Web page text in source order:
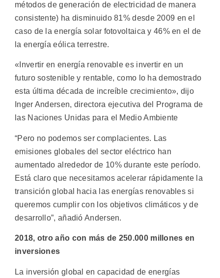
métodos de generación de electricidad de manera
consistente) ha disminuido 81% desde 2009 en el
caso de la energía solar fotovoltaica y 46% en el de
la energía eólica terrestre.
«Invertir en energía renovable es invertir en un
futuro sostenible y rentable, como lo ha demostrado
esta última década de increíble crecimiento», dijo
Inger Andersen, directora ejecutiva del Programa de
las Naciones Unidas para el Medio Ambiente
“Pero no podemos ser complacientes. Las
emisiones globales del sector eléctrico han
aumentado alrededor de 10% durante este período.
Está claro que necesitamos acelerar rápidamente la
transición global hacia las energías renovables si
queremos cumplir con los objetivos climáticos y de
desarrollo”, añadió Andersen.
2018, otro año con más de 250.000 millones en
inversiones
La inversión global en capacidad de energías